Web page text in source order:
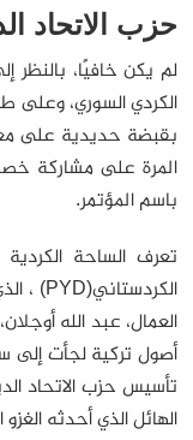
حزب الاتحاد
لم يكن خافيًا، بالنظر
الكردي السوري، وعلى
بقبضة حديدية على
المرة على مشاركة
باسم المؤتمر.
تعرف الساحة
العمال، عبد الله
أصول تركية لجأت إلى
تأسيس حزب الاتحاد
الهائل الذي أحدثه